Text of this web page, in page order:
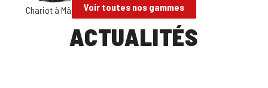
Chariot à Mât Rétractable 1.8t-2.5t - Mât > 7m
Voir toutes nos gammes
ACTUALITÉS